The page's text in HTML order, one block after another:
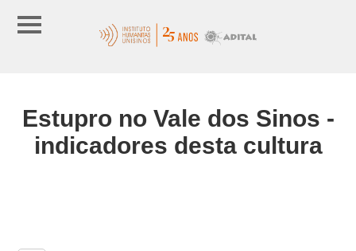
Estupro no Vale dos Sinos -
indicadores desta cultura